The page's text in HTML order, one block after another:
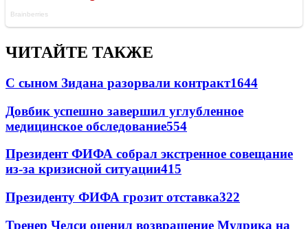
ЧИТАЙТЕ ТАКЖЕ
С сыном Зидана разорвали контракт1644
Довбик успешно завершил углубленное
медицинское обследование554
Президент ФИФА собрал экстренное совещание
из-за кризисной ситуации415
Президенту ФИФА грозит отставка322
Тренер Челси оценил возвращение Мудрика на